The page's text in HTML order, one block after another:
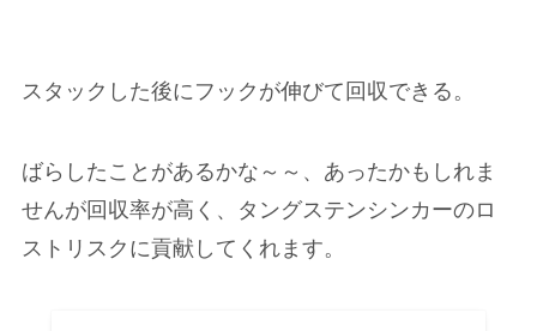
スタックした後にフックが伸びて回収できる。
ばらしたことがあるかな～～、あったかもしれま
せんが回収率が高く、タングステンシンカーのロ
ストリスクに貢献してくれます。